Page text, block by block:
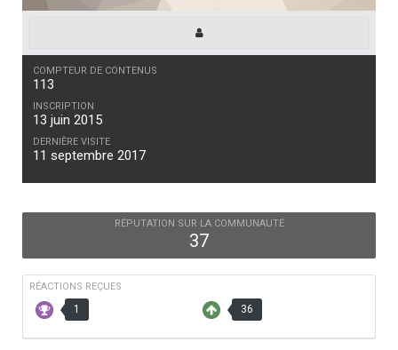
COMPTEUR DE CONTENUS
113
INSCRIPTION
13 juin 2015
DERNIÈRE VISITE
11 septembre 2017
RÉPUTATION SUR LA COMMUNAUTÉ
37
RÉACTIONS REÇUES
1 36